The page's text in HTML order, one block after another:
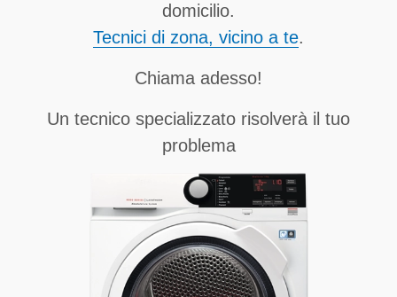
domicilio.
Tecnici di zona, vicino a te.
Chiama adesso!
Un tecnico specializzato risolverà il tuo
problema